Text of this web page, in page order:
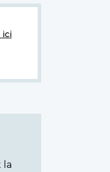
ici
la